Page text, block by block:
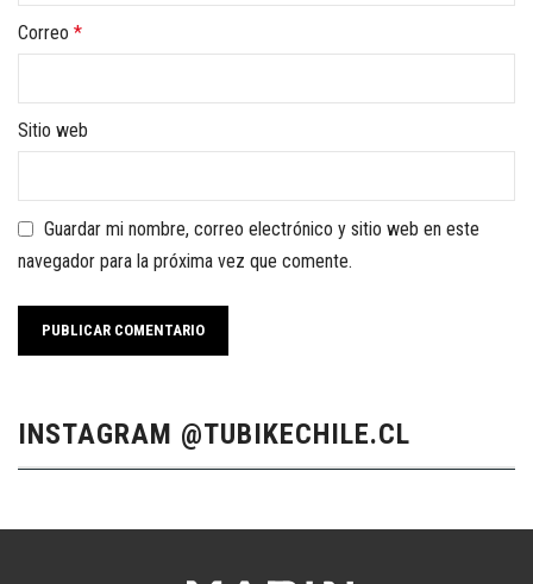
Correo *
Sitio web
Guardar mi nombre, correo electrónico y sitio web en este
navegador para la próxima vez que comente.
INSTAGRAM @TUBIKECHILE.CL